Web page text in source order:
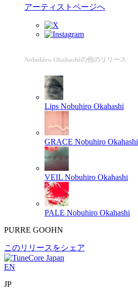
アーティストページへ
Nobuhiro Okahashiの他のリリース
Lips Nobuhiro Okahashi
GRACE Nobuhiro Okahashi
VEIL Nobuhiro Okahashi
PALE Nobuhiro Okahashi
PURRE GOOHN
このリリースをシェア
EN
JP